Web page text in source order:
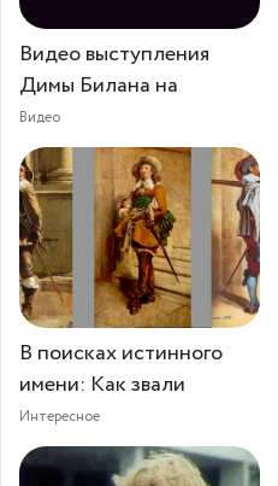
Видео выступления
Димы Билана на
Видео
В поисках истинного
имени: Как звали
Интересное